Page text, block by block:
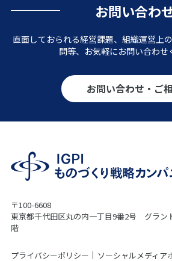
お問い合わ
直面しておられる経営課題、組織運営上
問等、お気軽にお問い合わせ
お問い合わせ・ご
〒100-6608
東京都千代田区丸の内一丁目9番2号 グラン
階
プライバシーポリシー ソーシャルメディア